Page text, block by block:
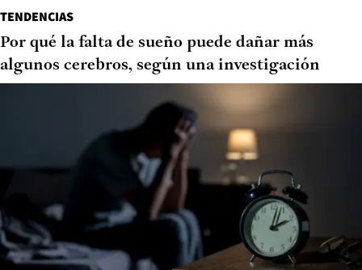
TENDENCIAS
Por qué la falta de sueño puede dañar más
algunos cerebros, según una investigación